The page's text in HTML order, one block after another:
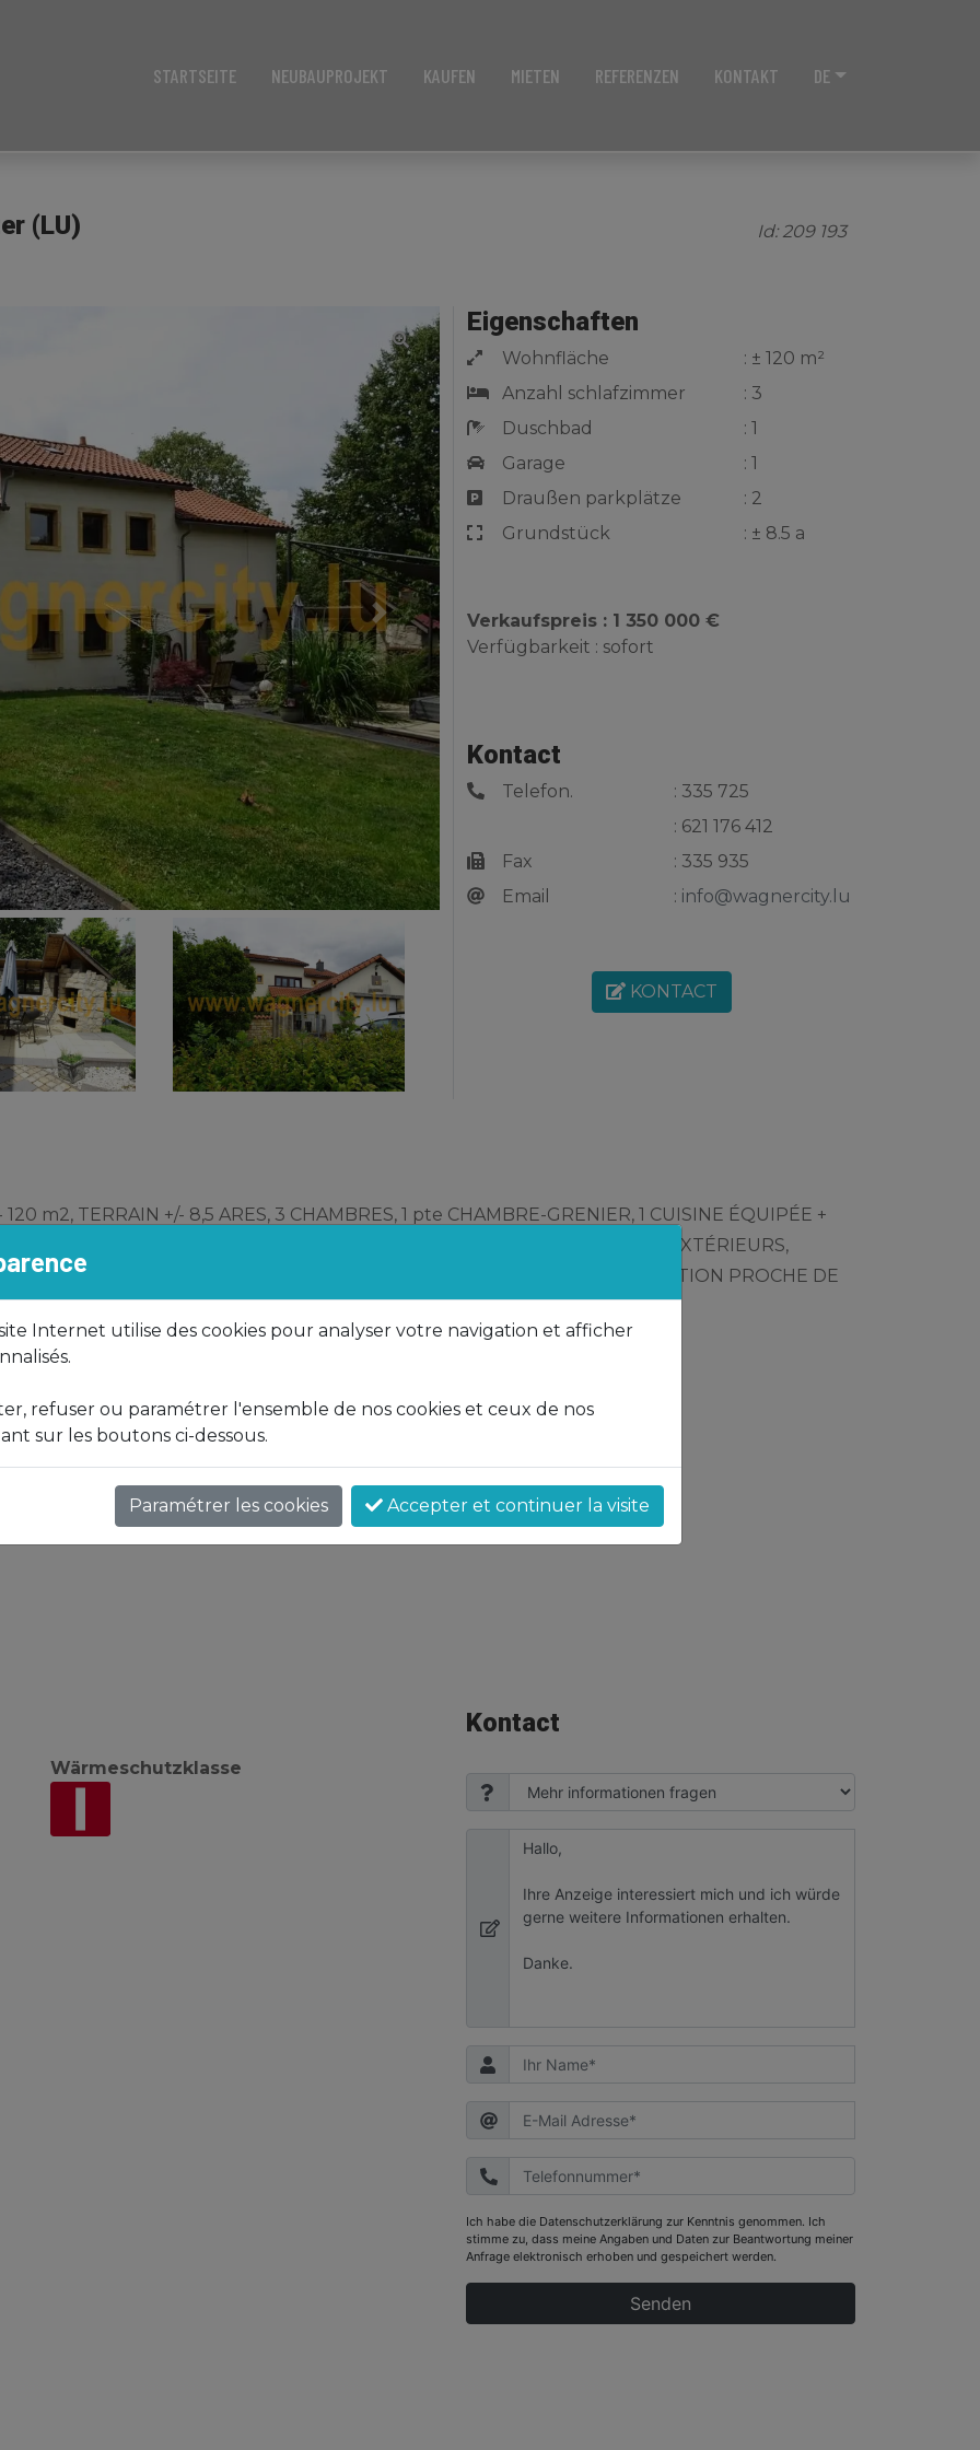
STARTSEITE NEUBAUPROJEKT KAUFEN MIETEN REFERENZEN KONTAKT DE
(LU) Id: 209 193
Next
Eigenschaften
Wohnfläche
: ± 120 m²
Anzahl schlafzimmer
: 3
Duschbad
: 1
Garage
: 1
Draußen parkplätze
: 2
Grundstück
: ± 8.5 a
Verkaufspreis : 1 350 000 €
Verfügbarkeit : sofort
Kontact
Telefon.
: 335 725
: 621 176 412
Fax
: 335 935
Email
: info@wagnercity.lu
KONTACT
m2, TERRAIN +/- 8,5 ARES, 3 CHAMBRES, 1 pte CHAMBRE-GRENIER, 1 CUISINE ÉQUIPÉE +
DE DOUCHE, WC SÉPARÉ, GARAGE (pr 1 Voiture), 2 EMPLACEMENTS EXTÉRIEURS,
BARBECUE, pt CHALET EN BOIS POUR MATÉRIAUX-JARDIN, BONNE SITUATION PROCHE DE
JUNGLINSTER,
Kontact
Wärmeschutzklasse
Internet utilise des cookies pour analyser votre navigation et afficher
refuser ou paramétrer l'ensemble de nos cookies et ceux de nos
sur les boutons ci-dessous.
Paramétrer les cookies Accepter et continuer la visite